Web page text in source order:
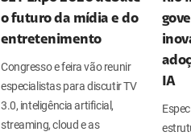
o futuro da mídia e do
entretenimento
Congresso e feira vão reunir
especialistas para discutir TV
3.0, inteligência artificial,
streaming, cloud e as
IA